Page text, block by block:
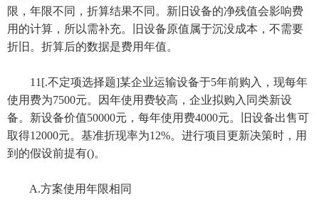
限，年限不同，折算结果不同。新旧设备的净残值会影响费
用的计算，所以需补充。旧设备原值属于沉没成本，不需要
折旧。折算后的数据是费用年值。
11[.不定项选择题]某企业运输设备于5年前购入，现每年
使用费为7500元。因年使用费较高，企业拟购入同类新设
备。新设备价值50000元，每年使用费4000元。旧设备出售可
取得12000元。基准折现率为12%。进行项目更新决策时，用
到的假设前提有()。
A.方案使用年限相同